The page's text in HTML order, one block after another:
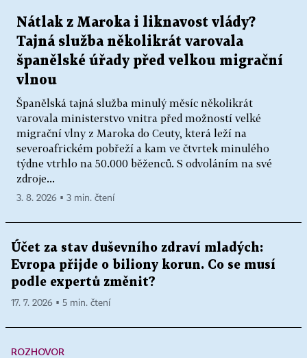
Nátlak z Maroka i liknavost vlády?
Tajná služba několikrát varovala
španělské úřady před velkou migrační
vlnou
Španělská tajná služba minulý měsíc několikrát
varovala ministerstvo vnitra před možností velké
migrační vlny z Maroka do Ceuty, která leží na
severoafrickém pobřeží a kam ve čtvrtek minulého
týdne vtrhlo na 50.000 běženců. S odvoláním na své
zdroje...
3. 8. 2026 ▪ 3 min. čtení
Účet za stav duševního zdraví mladých:
Evropa přijde o biliony korun. Co se musí
podle expertů změnit?
17. 7. 2026 ▪ 5 min. čtení
ROZHOVOR